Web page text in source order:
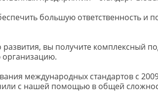
большую ответственность и
развития, вы получите
организацию.
международных стандартов с
с нашей помощью в общей